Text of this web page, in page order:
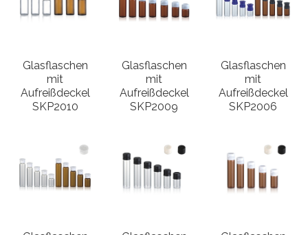
Glasflaschen
mit
Aufreißdeckel
SKP2010
Glasflaschen
mit
Aufreißdeckel
SKP2009
Glasflaschen
mit
Aufreißdeckel
SKP2006